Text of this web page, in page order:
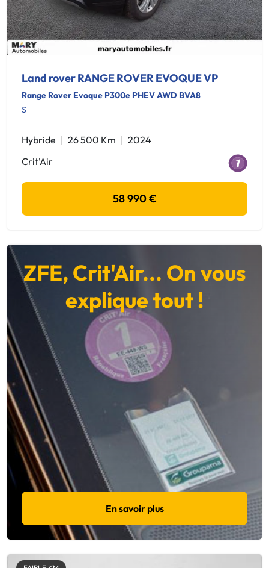
Land rover RANGE ROVER EVOQUE VP
Range Rover Evoque P300e PHEV AWD BVA8
S
Hybride 26 500 Km
2024
Crit'Air
58 990 €
ZFE, Crit'Air... On vous
explique tout !
En savoir plus